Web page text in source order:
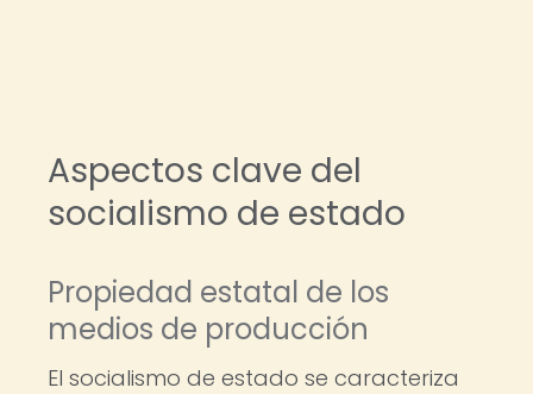
Aspectos clave del
socialismo de estado
Propiedad estatal de los
medios de producción
El socialismo de estado se caracteriza